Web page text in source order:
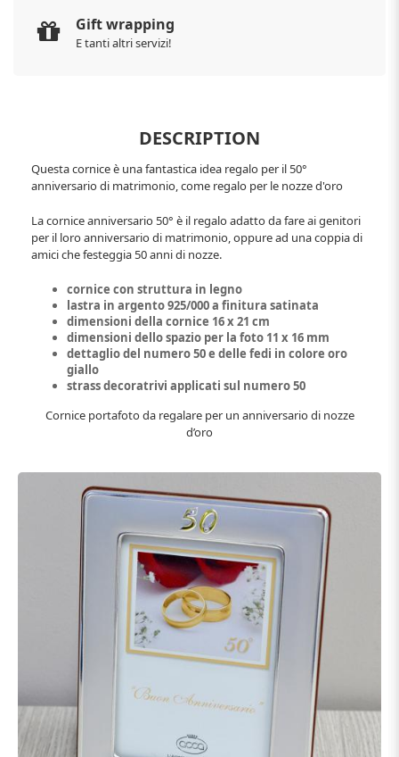
Gift wrapping
E tanti altri servizi!
DESCRIPTION
Questa cornice è una fantastica idea regalo per il 50°
anniversario di matrimonio, come regalo per le nozze d'oro
La cornice anniversario 50° è il regalo adatto da fare ai genitori
per il loro anniversario di matrimonio, oppure ad una coppia di
amici che festeggia 50 anni di nozze.
cornice con struttura in legno
lastra in argento 925/000 a finitura satinata
dimensioni della cornice 16 x 21 cm
dimensioni dello spazio per la foto 11 x 16 mm
dettaglio del numero 50 e delle fedi in colore oro
giallo
strass decoratrivi applicati sul numero 50
Cornice portafoto da regalare per un anniversario di nozze
d’oro